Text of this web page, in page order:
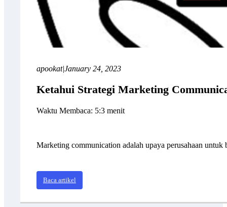
apookat|January 24, 2023
Ketahui Strategi Marketing
Waktu Membaca: 5:3 menit
Marketing communication adalah upaya perusahaan
Baca artikel